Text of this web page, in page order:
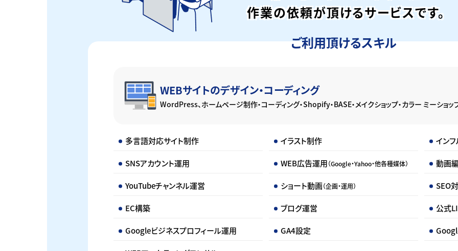
作業の依頼が頂けるサービスです。
ご利用頂けるスキル
WEBサイトのデザイン・コーディング
WordPress、ホームページ制作・コーディング・Shopify・BASE・メイクショップ・カラー ミーショッ
多言語対応サイト制作 イラスト制作 イン
SNSアカウント運用 WEB広告運用（Google・Yahoo・他各種媒体） 動画
YouTubeチャンネル運営 ショート動画（企画・運用） SEO
EC構築 ブログ運営 公式
Googleビジネスプロフィール運用 GA4設定